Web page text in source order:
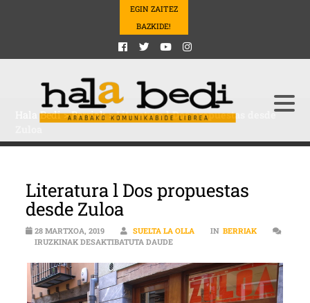
EGIN ZAITEZ
BAZKIDE!
Hala Bedi>Berriak>Literatura l Dos propuestas desde
Literatura l Dos propuestas
desde Zuloa
28 MARTXOA, 2019 SUELTA LA OLLA IN BERRIAK
IRUZKINAK DESAKTIBATUTA DAUDELITERATURA L DOS PROPUESTAS